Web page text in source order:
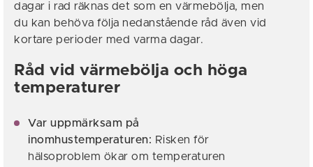
dagar i rad räknas det som en värmebölja, men
du kan behöva följa nedanstående råd även vid
kortare perioder med varma dagar.
Råd vid värmebölja och höga
temperaturer
Var uppmärksam på
inomhustemperaturen: Risken för
hälsoproblem ökar om temperaturen